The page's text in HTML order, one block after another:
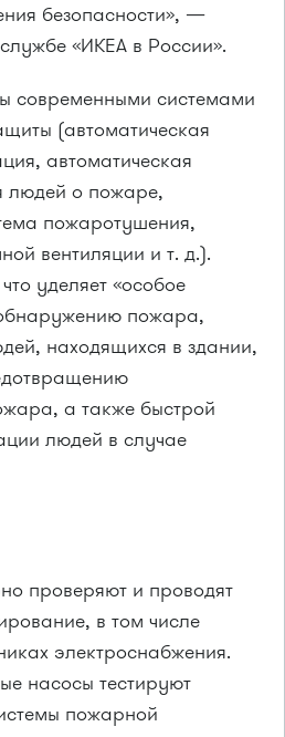
безопасности», —
«ИКЕА в России».
современными системами
(автоматическая
автоматическая
людей о пожаре,
пожаротушения,
вентиляции и т. д.).
уделяет «особое
пожара,
находящихся в здании,
а также быстрой
людей в случае
проверяют и проводят
в том числе
электроснабжения.
насосы тестируют
пожарной